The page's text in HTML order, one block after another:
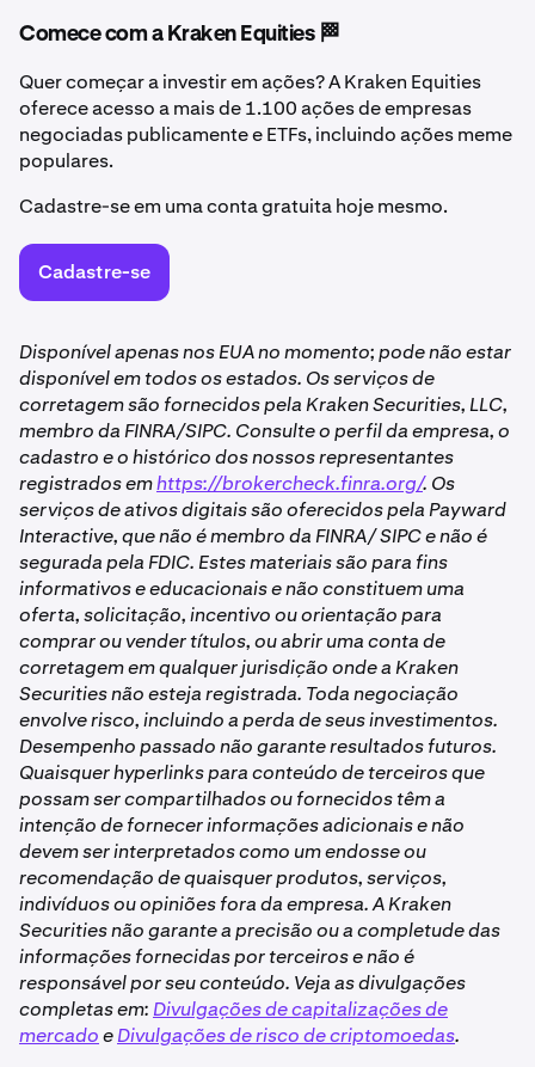
Comece com a Kraken Equities 🏁
Quer começar a investir em ações? A Kraken Equities
oferece acesso a mais de 1.100 ações de empresas
negociadas publicamente e ETFs, incluindo ações meme
populares.
Cadastre-se em uma conta gratuita hoje mesmo.
Cadastre-se
Disponível apenas nos EUA no momento; pode não estar
disponível em todos os estados. Os serviços de
corretagem são fornecidos pela Kraken Securities, LLC,
membro da FINRA/SIPC. Consulte o perfil da empresa, o
cadastro e o histórico dos nossos representantes
registrados emhttps://brokercheck.finra.org/. Os
serviços de ativos digitais são oferecidos pela Payward
Interactive, que não é membro da FINRA/ SIPC e não é
segurada pela FDIC. Estes materiais são para fins
informativos e educacionais e não constituem uma
oferta, solicitação, incentivo ou orientação para
comprar ou vender títulos, ou abrir uma conta de
corretagem em qualquer jurisdição onde a Kraken
Securities não esteja registrada. Toda negociação
envolve risco, incluindo a perda de seus investimentos.
Desempenho passado não garante resultados futuros.
Quaisquer hyperlinks para conteúdo de terceiros que
possam ser compartilhados ou fornecidos têm a
intenção de fornecer informações adicionais e não
devem ser interpretados como um endosse ou
recomendação de quaisquer produtos, serviços,
indivíduos ou opiniões fora da empresa. A Kraken
Securities não garante a precisão ou a completude das
informações fornecidas por terceiros e não é
responsável por seu conteúdo. Veja as divulgações
completas em: Divulgações de capitalizações de
mercadoeDivulgações de risco de criptomoedas.